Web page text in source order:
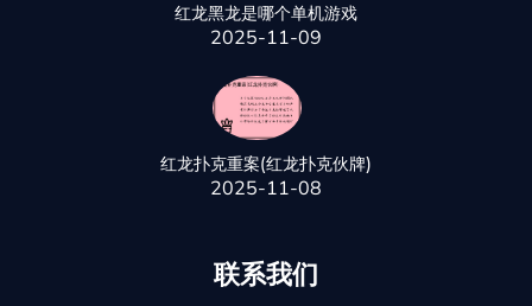
红龙黑龙是哪个单机游戏
2025-11-09
红龙扑克重案(红龙扑克伙牌)
2025-11-08
联系我们